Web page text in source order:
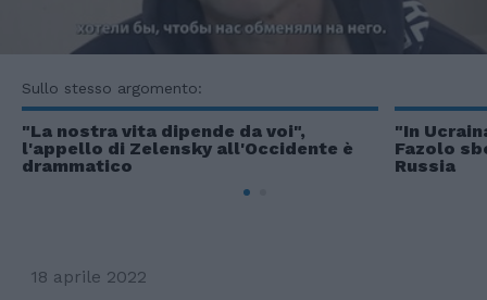
Sullo stesso argomento:
"La nostra vita dipende da voi",
l'appello di Zelensky all'Occidente è
drammatico
"In
Fazolo
Russia
18 aprile 2022